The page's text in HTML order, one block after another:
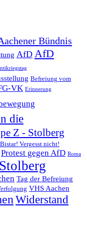
Bündnis
AfD AfD
Befreiung vom
VK Erinnerung
die
Z - Stolberg
Vergesst nicht!
Protest gegen AfD Roma
Stolberg
Tag der Befreiung
VHS Aachen
Widerstand